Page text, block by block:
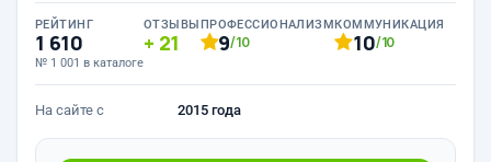
РЕЙТИНГ
1 610
№ 1 001 в каталоге
ОТЗЫВЫ
21
ПРОФЕССИОНАЛИЗМ
9/10
КОММУНИКАЦИЯ
10/10
На сайте с 2015 года